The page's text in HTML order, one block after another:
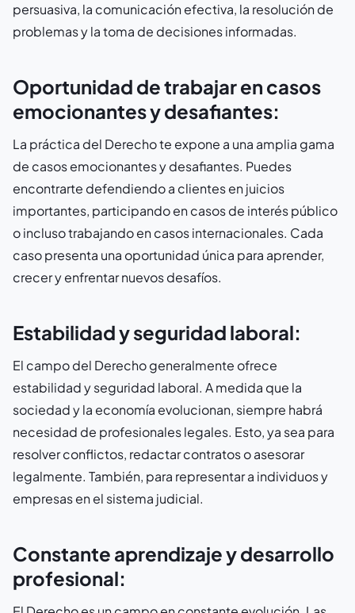
persuasiva, la comunicación efectiva, la resolución de
problemas y la toma de decisiones informadas.
Oportunidad de trabajar en casos
emocionantes y desafiantes:
La práctica del Derecho te expone a una amplia gama
de casos emocionantes y desafiantes. Puedes
encontrarte defendiendo a clientes en juicios
importantes, participando en casos de interés público
o incluso trabajando en casos internacionales. Cada
caso presenta una oportunidad única para aprender,
crecer y enfrentar nuevos desafíos.
Estabilidad y seguridad laboral:
El campo del Derecho generalmente ofrece
estabilidad y seguridad laboral. A medida que la
sociedad y la economía evolucionan, siempre habrá
necesidad de profesionales legales. Esto, ya sea para
resolver conflictos, redactar contratos o asesorar
legalmente. También, para representar a individuos y
empresas en el sistema judicial.
Constante aprendizaje y desarrollo
profesional: